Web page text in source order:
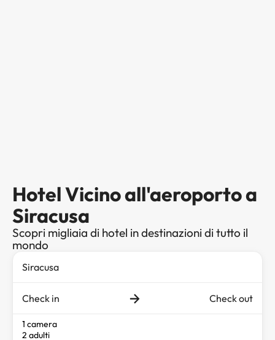
Hotel Vicino all'aeroporto a
Siracusa
Scopri migliaia di hotel in destinazioni di tutto il
mondo
Check in Check out
1 camera
2 adulti